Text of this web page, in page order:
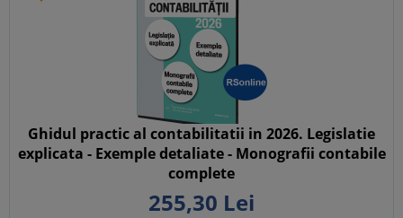
Ghidul practic al contabilitatii in 2026. Legislatie
explicata - Exemple detaliate - Monografii contabile
complete
255,30 Lei